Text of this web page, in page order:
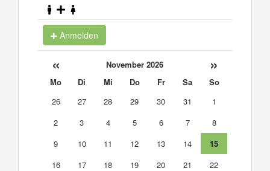
Anmelden
« November 2026 »
Mo Di Mi Do Fr Sa
So
26
27 28 29 30 31
1
2
3 4 5 6 7
8
9
10 11 12 13 14
15
16
17 18 19 20 21
22